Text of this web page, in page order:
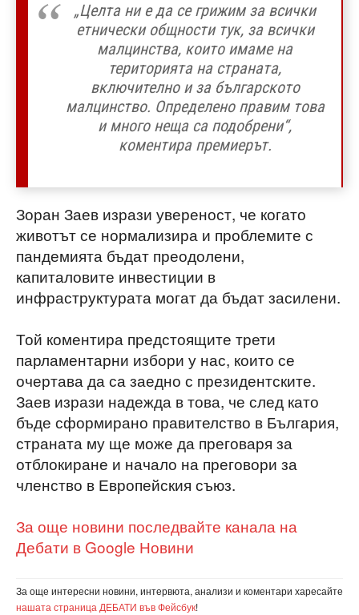
„Целта ни е да се грижим за всички
етнически общности тук, за всички
малцинства, които имаме на
територията на страната,
включително и за българското
малцинство. Определено правим това
и много неща са подобрени“,
коментира премиерът.
Зоран Заев изрази увереност, че когато
животът се нормализира и проблемите с
пандемията бъдат преодолени,
капиталовите инвестиции в
инфраструктурата могат да бъдат засилени.
Той коментира предстоящите трети
парламентарни избори у нас, които се
очертава да са заедно с президентските.
Заев изрази надежда в това, че след като
бъде сформирано правителство в България,
страната му ще може да преговаря за
отблокиране и начало на преговори за
членство в Европейския съюз.
За още новини последвайте канала на
Дебати в Google Новини
За още интересни новини, интервюта, анализи и коментари харесайте
нашата страница ДЕБАТИ във Фейсбук!